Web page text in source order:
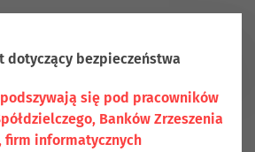
dotyczący bezpieczeństwa
podszywają się pod pracowników
Banków Zrzeszenia
firm informatycznych